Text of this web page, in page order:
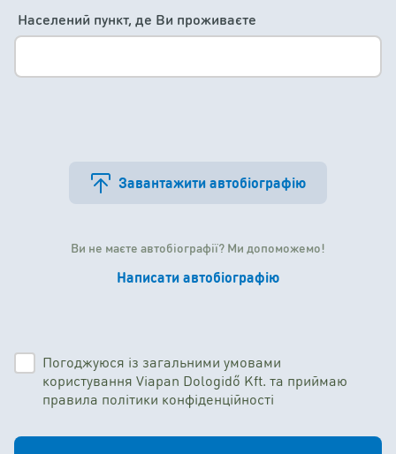
Населений пункт, де Ви проживаєте
Завантажити автобіографію
Ви не маєте автобіографії? Ми допоможемо!
Написати автобіографію
Погоджуюся із загальними умовами
користування Viapan Dologidő Kft. та приймаю
правила політики конфіденційності